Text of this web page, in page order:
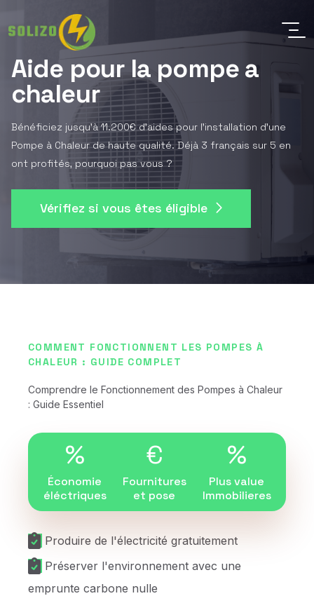
Aide pour la pompe a
chaleur
Bénéficiez jusqu'à 11.200€ d'aides pour l'installation d'une
Pompe à Chaleur de haute qualité. Déjà 3 français sur 5 en
ont profités, pourquoi pas vous ?
Vérifiez si vous êtes éligible
COMMENT FONCTIONNENT LES POMPES À
CHALEUR : GUIDE COMPLET
Comprendre le Fonctionnement des Pompes à Chaleur
: Guide Essentiel
%
Économie
éléctriques
€
Fournitures
et pose
%
Plus value
Immobilieres
Produire de l'électricité gratuitement
Préserver l'environnement avec une
emprunte carbone nulle